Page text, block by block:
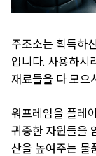
주조소는 획득하
입니다. 사용하시
재료들을 다 모으
워프레임을 플레
귀중한 자원들을
산을 높여주는 물